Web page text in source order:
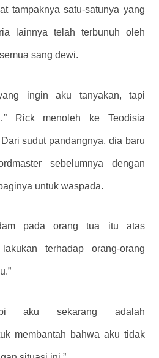
tampaknya satu-satunya yang
lainnya telah terbunuh oleh
sang dewi.
ingin aku tanyakan, tapi
Rick menoleh ke Teodisia
sudut pandangnya, dia baru
sebelumnya dengan
untuk waspada.
pada orang tua itu atas
terhadap orang-orang
aku sekarang adalah
membantah bahwa aku tidak